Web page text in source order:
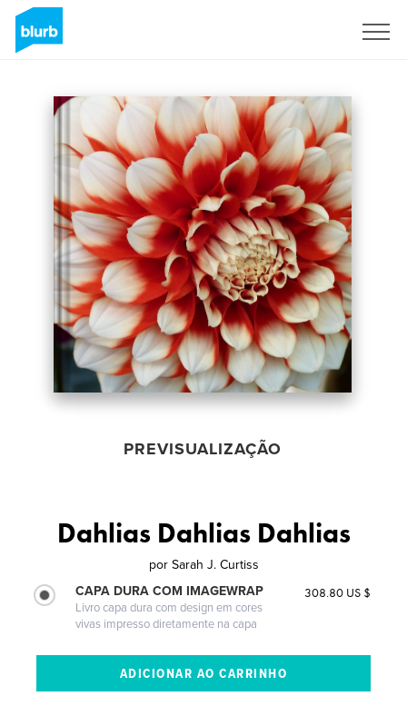
PREVISUALIZAÇÃO
Dahlias Dahlias Dahlias
por Sarah J. Curtiss
CAPA DURA COM IMAGEWRAP
Livro capa dura com design em cores
vivas impresso diretamente na capa
308.80 US $